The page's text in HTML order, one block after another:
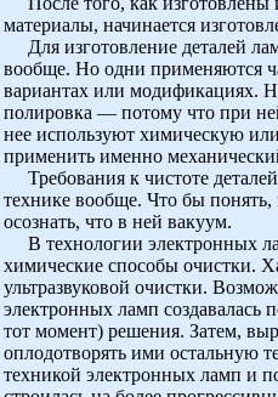
материалы, начинается
Для изготовление деталей
вообще. Но одни применяются
вариантах или модификациях.
полировка — потому что при
нее используют химическую
применить именно
Требования к чистоте
технике вообще. Что бы понять,
осознать, что в ней вакуум.
В технологии электронных
химические способы очистки.
ультразвуковой очистки.
электронных ламп создавалась
тот момент) решения. Затем,
оплодотворять ими остальную
техникой электронных ламп и